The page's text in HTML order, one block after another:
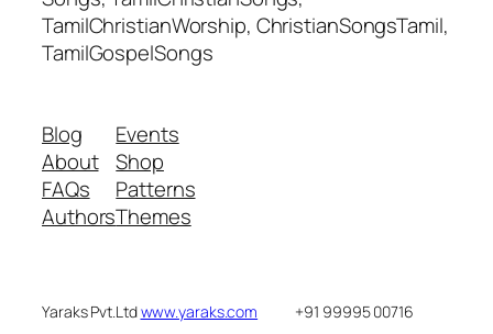
TamilChristianWorship, ChristianSongsTamil,
TamilGospelSongs
Blog
About
FAQs
Authors
Events
Shop
Patterns
Themes
Yaraks Pvt.Ltdwww.yaraks.com +91 99995 00716